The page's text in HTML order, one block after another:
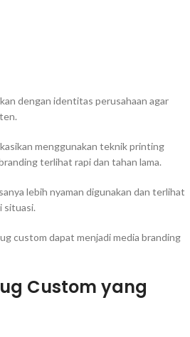
dengan identitas perusahaan agar
menggunakan teknik printing
terlihat rapi dan tahan lama.
lebih nyaman digunakan dan terlihat
situasi.
custom dapat menjadi media branding
Custom yang